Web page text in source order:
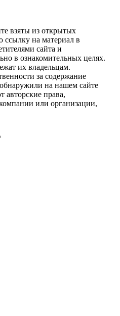
взяты из открытых
на материал в
сайта и
в ознакомительных целях.
их владельцам.
за содержание
на нашем сайте
авторские права,
или организации,